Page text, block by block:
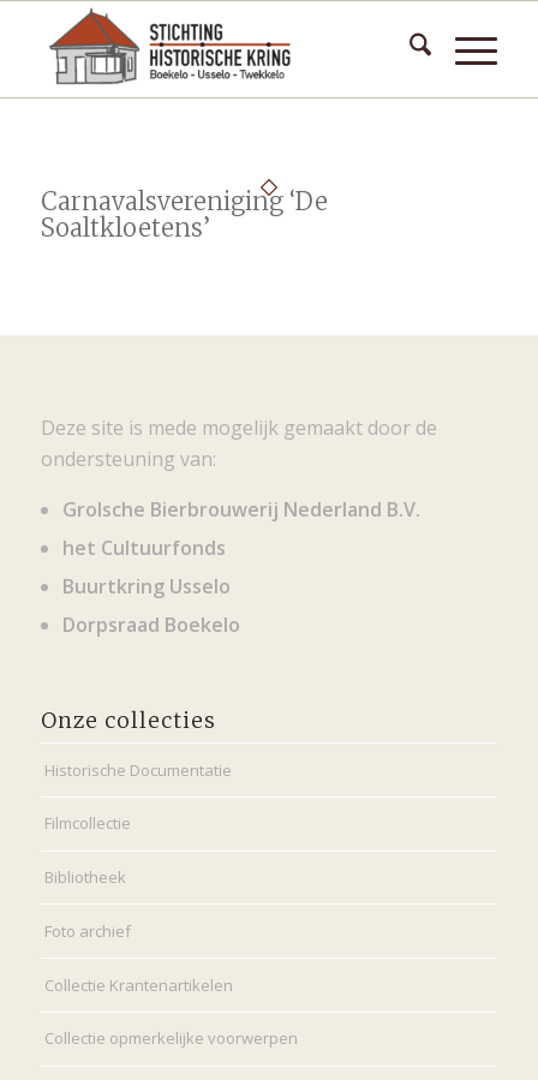
Carnavalsvereniging ‘De
Soaltkloetens’
Deze site is mede mogelijk gemaakt door de
ondersteuning van:
Grolsche Bierbrouwerij Nederland B.V.
het Cultuurfonds
Buurtkring Usselo
Dorpsraad Boekelo
Onze collecties
Historische Documentatie
Filmcollectie
Bibliotheek
Foto archief
Collectie Krantenartikelen
Collectie opmerkelijke voorwerpen